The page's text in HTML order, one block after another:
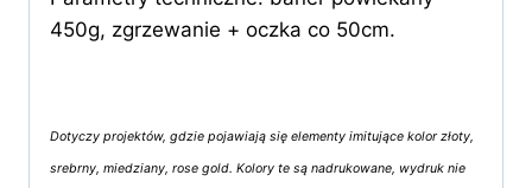
450g, zgrzewanie + oczka co 50cm.
Dotyczy projektów, gdzie pojawiają się elementy imitujące kolor złoty,
srebrny, miedziany, rose gold. Kolory te są nadrukowane, wydruk nie